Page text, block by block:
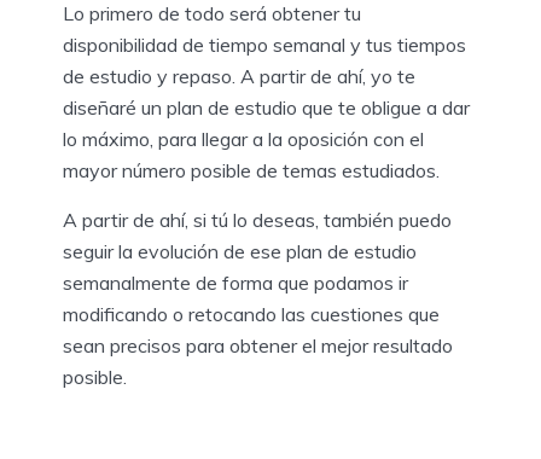
Lo primero de todo será obtener tu
disponibilidad de tiempo semanal y tus tiempos
de estudio y repaso. A partir de ahí, yo te
diseñaré un plan de estudio que te obligue a dar
lo máximo, para llegar a la oposición con el
mayor número posible de temas estudiados.
A partir de ahí, si tú lo deseas, también puedo
seguir la evolución de ese plan de estudio
semanalmente de forma que podamos ir
modificando o retocando las cuestiones que
sean precisos para obtener el mejor resultado
posible.